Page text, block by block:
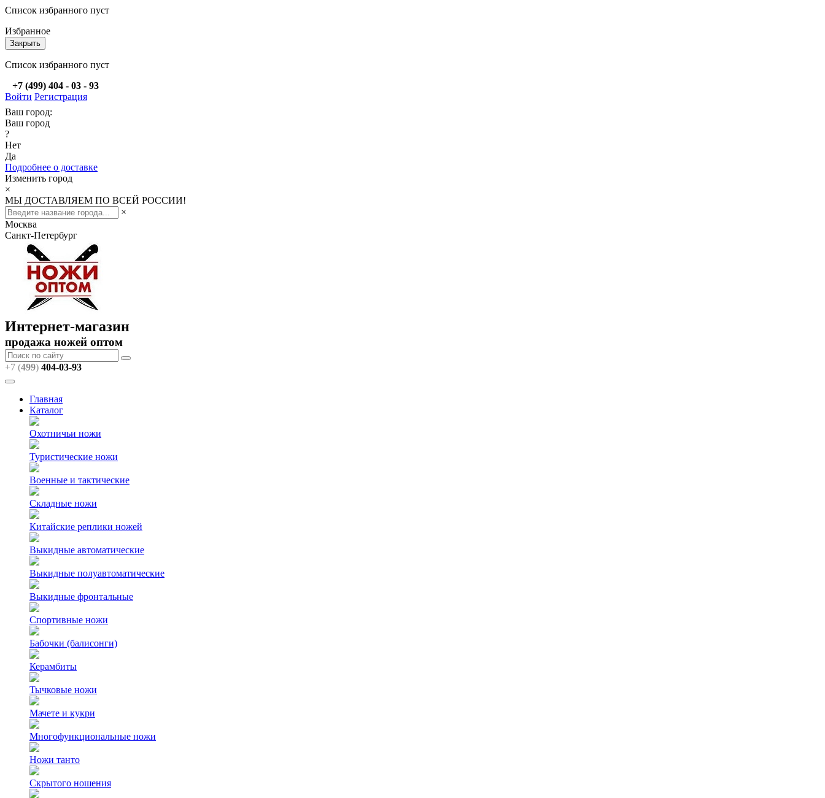
Список избранного пуст
Избранное
Закрыть
Список избранного пуст
+7 (499) 404 - 03 - 93
Войти Регистрация
Ваш город:
Ваш город
?
Нет
Да
Подробнее о доставке
Изменить город
×
МЫ ДОСТАВЛЯЕМ ПО ВСЕЙ РОССИИ!
×
Москва
Санкт-Петербург
Интернет-магазин
продажа ножей оптом
+7 (499) 404-03-93
Главная
Каталог
Охотничьи ножи
Туристические ножи
Военные и тактические
Складные ножи
Китайские реплики ножей
Выкидные автоматические
Выкидные полуавтоматические
Выкидные фронтальные
Спортивные ножи
Бабочки (балисонги)
Керамбиты
Тычковые ножи
Мачете и кукри
Многофункциональные ножи
Ножи танто
Скрытого ношения